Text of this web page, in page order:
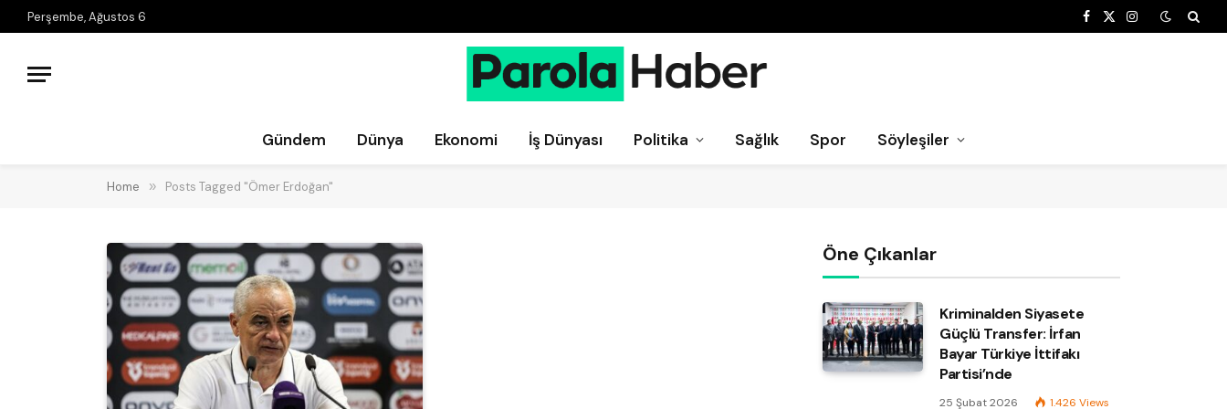
Perşembe, Ağustos 6 Facebook
X
Instagram
Gündem Dünya Ekonomi İş Dünyası Politika Sağlık Spor Söyleşiler
Home » Posts Tagged "Ömer Erdoğan"
Öne Çıkanlar
Kriminalden Siyasete
Güçlü Transfer: İrfan
Bayar Türkiye İttifakı
Partisi’nde
25 Şubat 2026 1.426 Views